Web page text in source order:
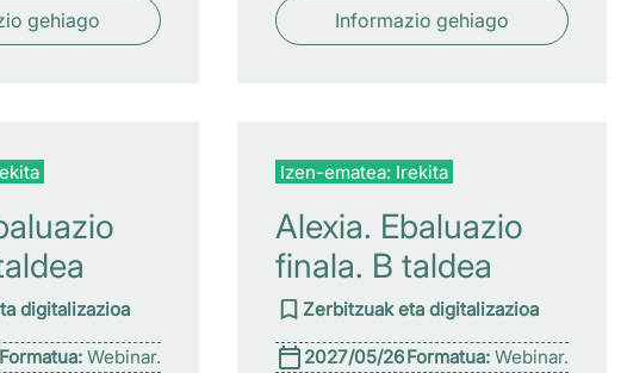
gehiago Informazio gehiago
digitalizazioa
Formatua:Webinar.
Izen-ematea: Irekita
Alexia. Ebaluazio
finala. B taldea
Zerbitzuak eta digitalizazioa
2027/05/26Formatua:Webinar.